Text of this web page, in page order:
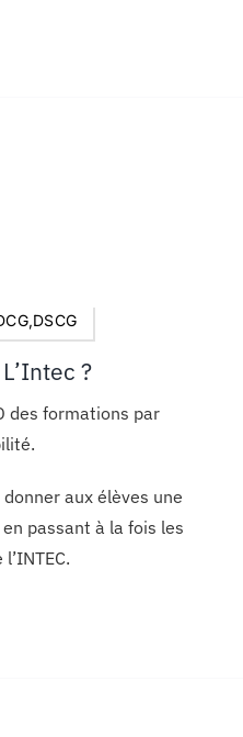
?
des formations par
donner aux élèves une
passant à la fois les